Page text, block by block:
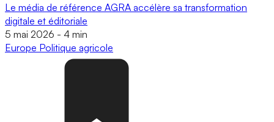
Le média de référence AGRA accélère sa transformation
digitale et éditoriale
5 mai 2026 - 4 min
Europe Politique agricole